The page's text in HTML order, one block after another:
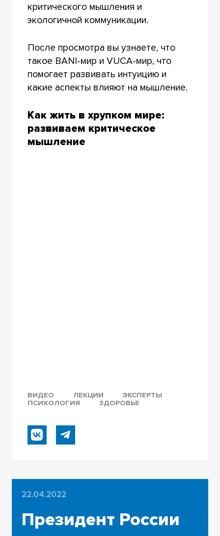
критического мышления и
экологичной коммуникации.
После просмотра вы узнаете, что
такое BANI-мир и VUCA-мир, что
помогает развивать интуицию и
какие аспекты влияют на мышление.
Как жить в хрупком мире:
развиваем критическое
мышление
ВИДЕО ЛЕКЦИИ
ЭКСПЕРТЫ
ПСИХОЛОГИЯ
ЗДОРОВЬЕ
22.04.2022
Президент России